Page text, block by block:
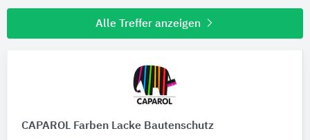
Alle Treffer anzeigen
CAPAROL Farben Lacke Bautenschutz